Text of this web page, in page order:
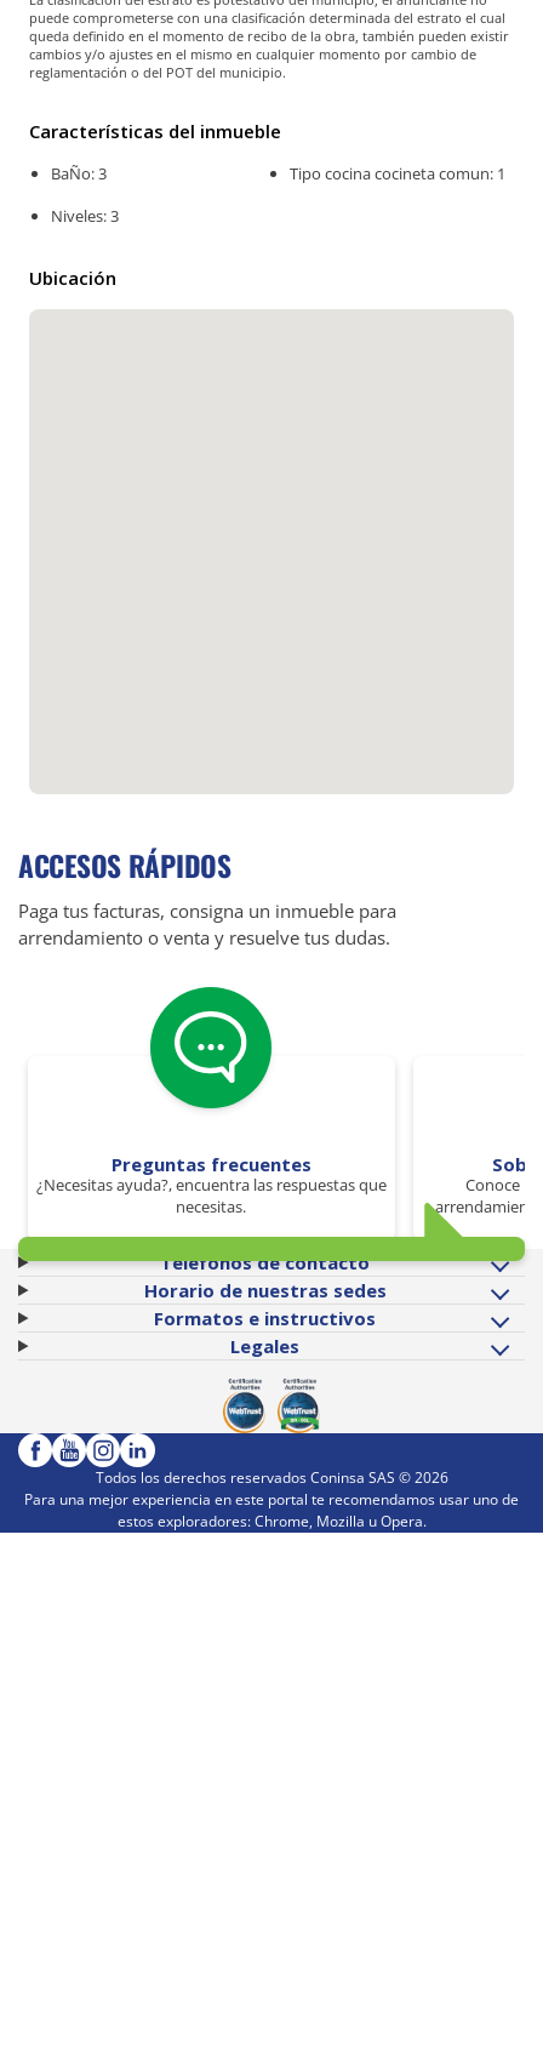
puede comprometerse con una clasificación determinada del estrato el cual
queda definido en el momento de recibo de la obra, también pueden existir
cambios y/o ajustes en el mismo en cualquier momento por cambio de
reglamentación o del POT del municipio.
Características del inmueble
BaÑo: 3
Niveles: 3
Tipo cocina cocineta comun: 1
Ubicación
ACCESOS RÁPIDOS
Paga tus facturas, consigna un inmueble para
arrendamiento o venta y resuelve tus dudas.
Preguntas frecuentes
¿Necesitas ayuda?, encuentra las respuestas que
necesitas.
Conoce
Teléfonos de contacto
Horario de nuestras sedes
Formatos e instructivos
Legales
Todos los derechos reservados Coninsa SAS ©2026
Para una mejor experiencia en este portal te recomendamos usar uno de
estos exploradores: Chrome, Mozilla u Opera.